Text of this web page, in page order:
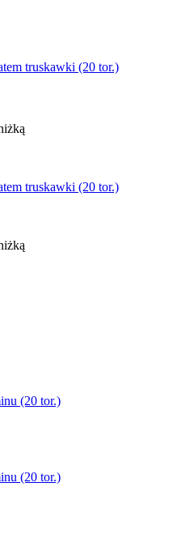
truskawki (20 tor.)
truskawki (20 tor.)
(20 tor.)
(20 tor.)